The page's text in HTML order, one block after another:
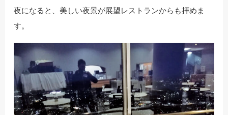
夜になると、美しい夜景が展望レストランからも拝めま
す。